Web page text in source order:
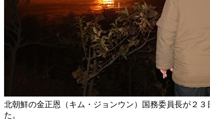
北朝鮮の金正恩（キム・ジョンウン）国務委員長が２
た。